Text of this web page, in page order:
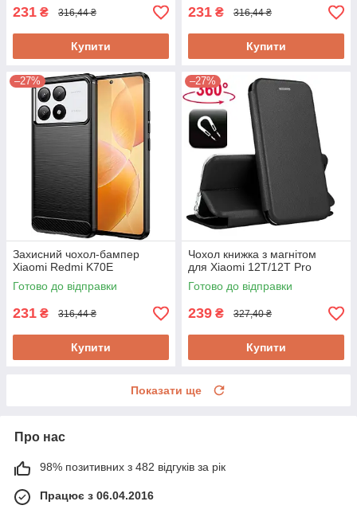
231 ₴ 316,44 ₴
Купити
231 ₴ 316,44 ₴
Купити
–27%
Захисний чохол-бампер
Xiaomi Redmi K70E
Готово до відправки
231 ₴ 316,44 ₴
Купити
–27%
Чохол книжка з магнітом
для Xiaomi 12T/12T Pro
Готово до відправки
239 ₴ 327,40 ₴
Купити
Показати ще
Про нас
98% позитивних з 482 відгуків за рік
Працює з 06.04.2016